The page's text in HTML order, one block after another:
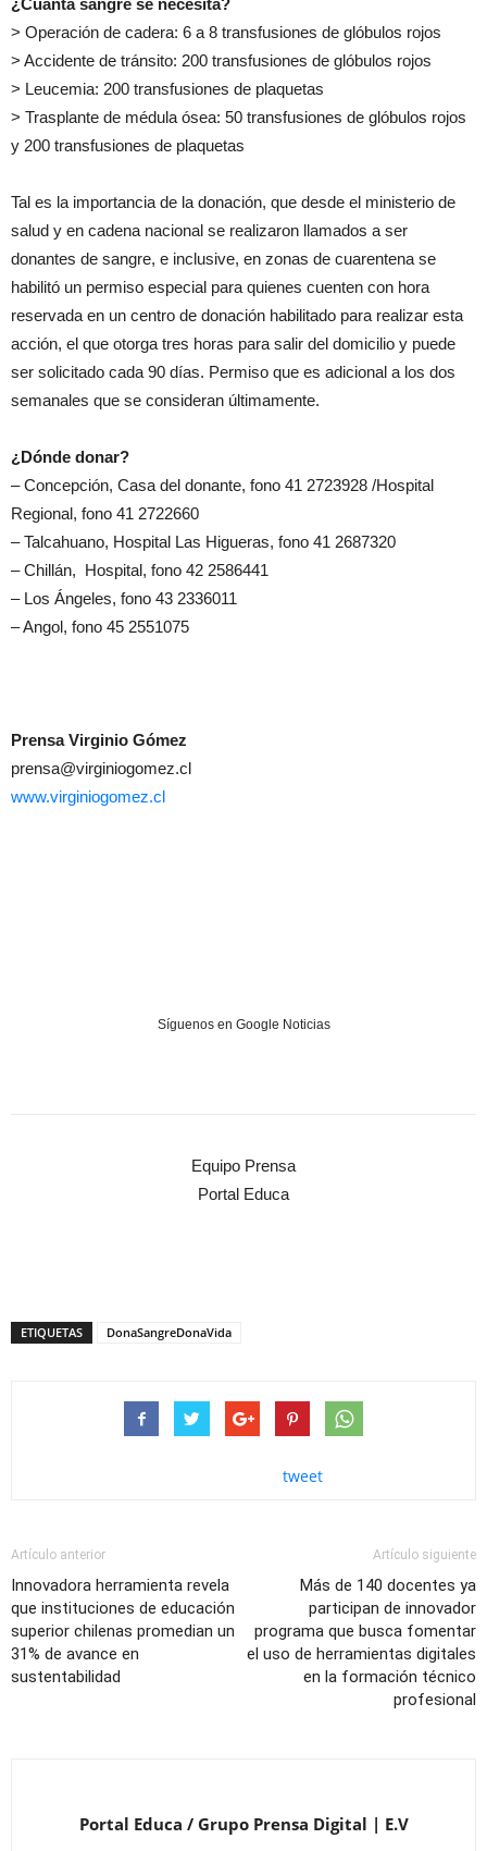
¿Cuánta sangre se necesita?
> Operación de cadera: 6 a 8 transfusiones de glóbulos rojos
> Accidente de tránsito: 200 transfusiones de glóbulos rojos
> Leucemia: 200 transfusiones de plaquetas
> Trasplante de médula ósea: 50 transfusiones de glóbulos rojos
y 200 transfusiones de plaquetas
Tal es la importancia de la donación, que desde el ministerio de
salud y en cadena nacional se realizaron llamados a ser
donantes de sangre, e inclusive, en zonas de cuarentena se
habilitó un permiso especial para quienes cuenten con hora
reservada en un centro de donación habilitado para realizar esta
acción, el que otorga tres horas para salir del domicilio y puede
ser solicitado cada 90 días. Permiso que es adicional a los dos
semanales que se consideran últimamente.
¿Dónde donar?
– Concepción, Casa del donante, fono 41 2723928 /Hospital
Regional, fono 41 2722660
– Talcahuano, Hospital Las Higueras, fono 41 2687320
– Chillán, Hospital, fono 42 2586441
– Los Ángeles, fono 43 2336011
– Angol, fono 45 2551075
Prensa Virginio Gómez
prensa@virginiogomez.cl
www.virginiogomez.cl
Síguenos en Google Noticias
Equipo Prensa
Portal Educa
ETIQUETAS DonaSangreDonaVida
tweet
Artículo anterior
Innovadora herramienta revela
que instituciones de educación
superior chilenas promedian un
31% de avance en
sustentabilidad
Artículo siguiente
Más de 140 docentes ya
participan de innovador
programa que busca fomentar
el uso de herramientas digitales
en la formación técnico
profesional
Portal Educa / Grupo Prensa Digital | E.V